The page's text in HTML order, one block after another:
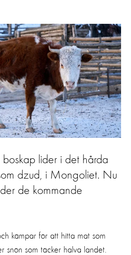
lider i det hårda
dzud, i Mongoliet. Nu
de kommande
kämpar för att hitta mat som
snön som täcker halva landet.